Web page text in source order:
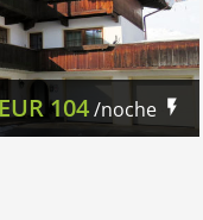
104/noche